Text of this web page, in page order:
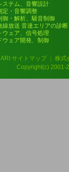
ステム、音響設計
定・音響調整
御・解析、騒音制御
線放送 音達エリアの診断
ウェア、信号処理
ウェア開発、制御
ARI サイトマップ
株式
Copyright(c) 2001-